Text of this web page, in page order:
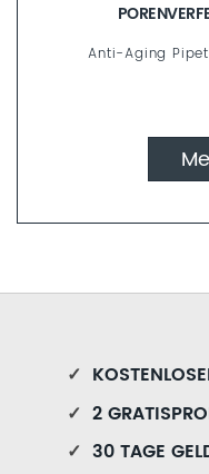
KONZENTRAT
Konzentrat für Mischhaut
✓
✓ 2
✓ 30 TAGE